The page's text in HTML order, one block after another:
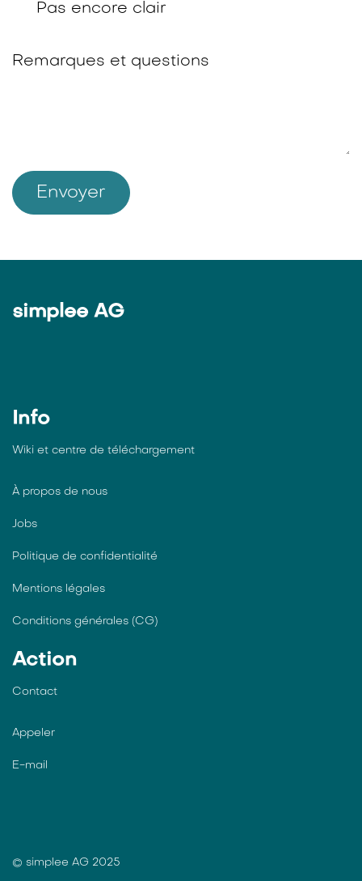
Pas encore clair
Remarques et questions
Envoyer
simplee AG
Info
Wiki et centre de téléchargement
À propos de nous
Jobs
Politique de confidentialité
Mentions légales
Conditions générales (CG)
Action
Contact
Appeler
E-mail
© simplee AG 2025